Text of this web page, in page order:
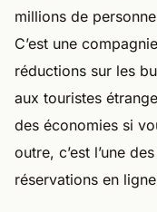
millions de
C’est une
réductions sur les
aux touristes
des économies si
outre, c’est l’une
réservations en